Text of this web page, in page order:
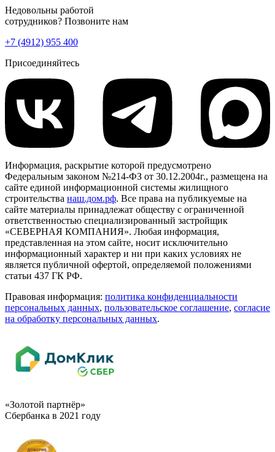
Недовольны работой
сотрудников? Позвоните нам
+7 (4912) 955 400
Присоединяйтесь
Информация, раскрытие которой предусмотрено
Федеральным законом №214-ФЗ от 30.12.2004г., размещена на
сайте единой информационной системы жилищного
строительства наш.дом.рф. Все права на публикуемые на
сайте материалы принадлежат обществу с ограниченной
ответственностью специализированный застройщик
«СЕВЕРНАЯ КОМПАНИЯ». Любая информация,
представленная на этом сайте, носит исключительно
информационный характер и ни при каких условиях не
является публичной офертой, определяемой положениями
статьи 437 ГК РФ.
Правовая информация: политика конфиденциальности
персональных данных, пользовательское cоглашение, cогласие
на обработку персональных данных.
«Золотой партнёр»
Сбербанка в 2021 году